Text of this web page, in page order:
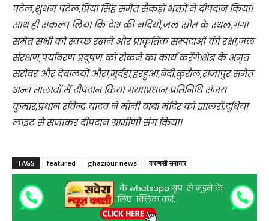
पटेल,शुभम पटेल,प्रिया सिंह समेत सैकड़ों भक्तों ने दीपदान किया।
साथ ही संकल्प लिया कि देश की नदियों,जल स्रोत के स्थल,गंगा
समेत सभी को स्वच्छ रखने और प्राकृतिक सम्पदाओं की रक्षा,जल
संरक्षण,पर्यावरण प्रदूषण को रोकने का कार्य करेंगे।क्षेत्र के अमृत
सरोवर और देवालयों औरा,मुर्दहा,हरहुआ,बेदी,कुरौल,राजापुर समेत
अन्य तालाबों में दीपदान किया गया।प्रधान प्रतिनिधि संजय
कुमार,प्रधान रविन्द्र यादव ने मौनी बाबा मंदिर को झालरों,दूधिया
लाइट से सजाकर दीपदान ग्रामीणों संग किया।
TAGS featured ghazipur news वाराणसी समाचार